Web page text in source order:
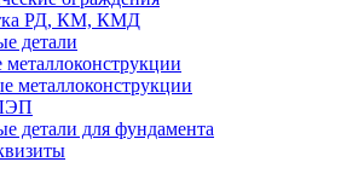
РД, КМ, КМД
детали
металлоконструкции
детали для фундамента